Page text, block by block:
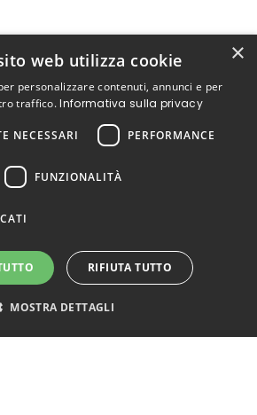
×
web utilizza cookie
personalizzare contenuti, annunci e per
traffico.Informativa sulla privacy
NECESSARI PERFORMANCE
FUNZIONALITÀ
RIFIUTA TUTTO
MOSTRA DETTAGLI